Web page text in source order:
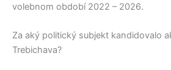
volebnom období 2022 – 2026.
Za aký politický subjekt kandidovalo
Trebichava?